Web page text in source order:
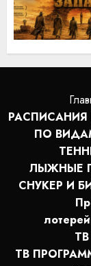
РАСПИСАНИЯ
ПО
ЛЫЖНЫЕ
СНУКЕР И
ТВ